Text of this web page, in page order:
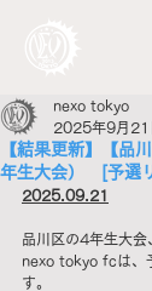
【結果更新】【品
年生大会） [予選
nexo tokyo
2025年9月21
2025.09.21
品川区の4年生大会
nexo tokyo fcは、
す。